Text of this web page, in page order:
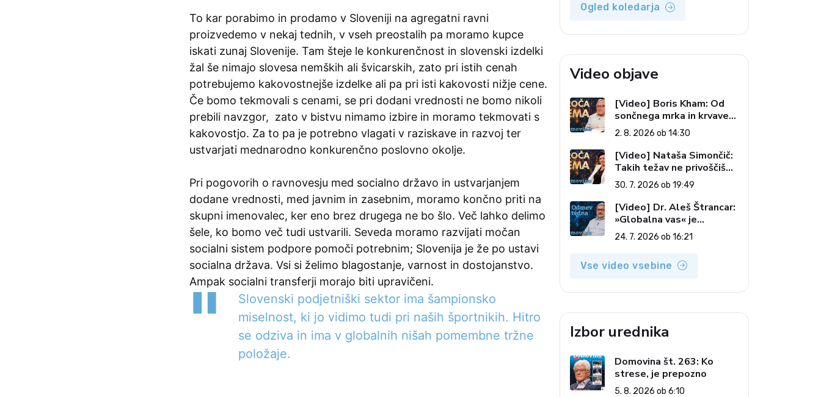
To kar porabimo in prodamo v Sloveniji na agregatni ravni
proizvedemo v nekaj tednih, v vseh preostalih pa moramo kupce
iskati zunaj Slovenije. Tam šteje le konkurenčnost in slovenski izdelki
žal še nimajo slovesa nemških ali švicarskih, zato pri istih cenah
potrebujemo kakovostnejše izdelke ali pa pri isti kakovosti nižje cene.
Če bomo tekmovali s cenami, se pri dodani vrednosti ne bomo nikoli
prebili navzgor, zato v bistvu nimamo izbire in moramo tekmovati s
kakovostjo. Za to pa je potrebno vlagati v raziskave in razvoj ter
ustvarjati mednarodno konkurenčno poslovno okolje.
Pri pogovorih o ravnovesju med socialno državo in ustvarjanjem
dodane vrednosti, med javnim in zasebnim, moramo končno priti na
skupni imenovalec, ker eno brez drugega ne bo šlo. Več lahko delimo
šele, ko bomo več tudi ustvarili. Seveda moramo razvijati močan
socialni sistem podpore pomoči potrebnim; Slovenija je že po ustavi
socialna država. Vsi si želimo blagostanje, varnost in dostojanstvo.
Ampak socialni transferji morajo biti upravičeni.
Slovenski podjetniški sektor ima šampionsko
miselnost, ki jo vidimo tudi pri naših športnikih. Hitro
se odziva in ima v globalnih nišah pomembne tržne
položaje.
Ogled koledarja
Video objave
[Video] Boris Kham: Od
sončnega mrka in krvave
lune do slovenskih
pečatov v vesolju (Vroča
tema, 2. 8. 2026)
2. 8. 2026 ob 14:30
[Video] Nataša Simončič:
Takih težav ne privoščiš
nikomur (Vroča tema, 30.
7. 2026)
30. 7. 2026 ob 19:49
[Video] Dr. Aleš Štrancar:
»Globalna vas« je
zatiranje vseh (Odmev
tedna, 24. 7. 2026)
24. 7. 2026 ob 16:21
Vse video vsebine
Izbor urednika
Domovina št. 263: Ko
strese, je prepozno
5. 8. 2026 ob 6:10